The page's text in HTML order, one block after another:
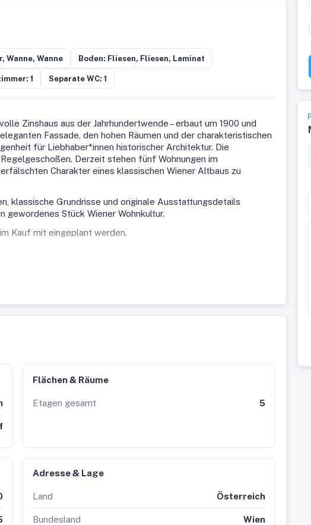
Wanne, Wanne Boden: Fliesen, Fliesen, Laminat
1 Separate WC: 1
Zinshaus aus der Jahrhundertwende – erbaut um 1900 und
Fassade, den hohen Räumen und der charakteristischen
für Liebhaber*innen historischer Architektur. Die
Derzeit stehen fünf Wohnungen im
Charakter eines klassischen Wiener Altbaus zu
klassische Grundrisse und originale Ausstattungsdetails
gewordenes Stück Wiener Wohnkultur.
Kauf mit eingeplant werden.
Angebot an Freizeit- und Erholungsmöglichkeiten.
–Wien Mitte / Landstraße,S1, S2, S3, S7 –Schnellbahn-Anschluss
diskret und effizient.
und alle weiteren Schritte.
Flächen & Räume
Etagen gesamt 5
Adresse & Lage
Land Österreich
Bundesland Wien